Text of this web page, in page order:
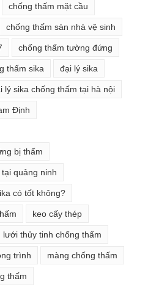
chống thấm mặt cầu
chống thấm sàn nhà vệ sinh
chống thấm tường đứng
thấm sika đại lý sika
lý sika chống thấm tại hà nội
Định
bị thấm
quảng ninh
có tốt không?
keo cấy thép
lưới thủy tinh chống thấm
trình màng chống thấm
thấm